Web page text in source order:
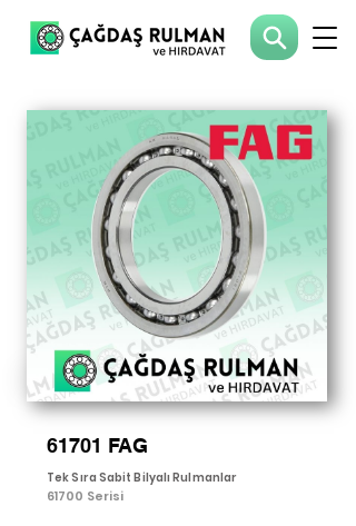
61701 FAG
Tek Sıra Sabit Bilyalı Rulmanlar
61700 Serisi